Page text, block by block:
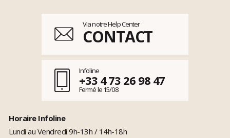
Via notre Help Center
CONTACT
Infoline
+33 4 73 26 98 47
Fermé le 15/08
Horaire Infoline
Lundi au Vendredi 9h-13h / 14h-18h